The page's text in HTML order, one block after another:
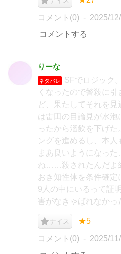
コメント(0) 2025/
りーな
ネタバレ
SFでロジック
くなったので警殺に
ど、果たしてそれを見
は雷田の目論見が水
ったから溜飲を下げ
ングを進めるし、本
まあ良いようになっ
ね……殺されたんだよ
おき知性体を条件確
9人の中にいるって証
害がなきゃばれなか
ナイス ★5
コメント(0) 2025/